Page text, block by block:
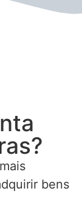
bens